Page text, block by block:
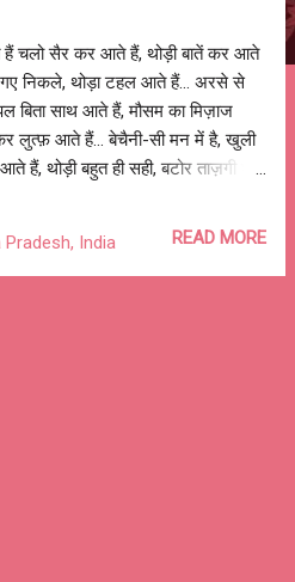
चलो सैर कर आते हैं, थोड़ी बातें कर आते
गए निकले, थोड़ा टहल आते हैं... अरसे से
बिता साथ आते हैं, मौसम का मिज़ाज
लुत्फ़ आते हैं... बेचैनी-सी मन में है, खुली
हैं, थोड़ी बहुत ही सही, बटोर ताज़गी घर
तो बाग़ीचे में सेक धूप आते हैं... शोर-शराबे से
कूक सुन आते हैं, भीड़-भड़ाके से दूर, घूम
हैं... रात के अँधेरे में टूटते सितारों को
India READ MORE